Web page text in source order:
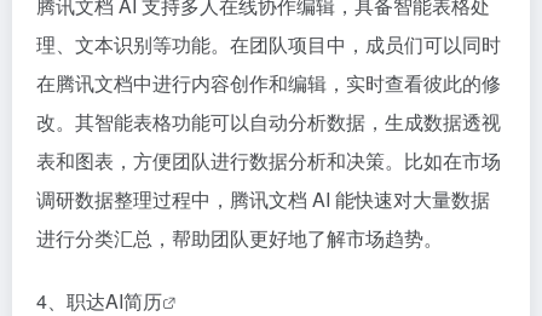
理、文本识别等功能。在团队项目中，成员们可以同时
在腾讯文档中进行内容创作和编辑，实时查看彼此的修
改。其智能表格功能可以自动分析数据，生成数据透视
表和图表，方便团队进行数据分析和决策。比如在市场
调研数据整理过程中，腾讯文档 AI 能快速对大量数据
进行分类汇总，帮助团队更好地了解市场趋势。​
4、职达AI简历